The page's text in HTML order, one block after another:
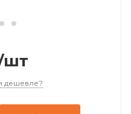
шт
дешевле?